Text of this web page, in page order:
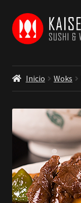
Ir
navegación
Ir
páginaInicio Woks